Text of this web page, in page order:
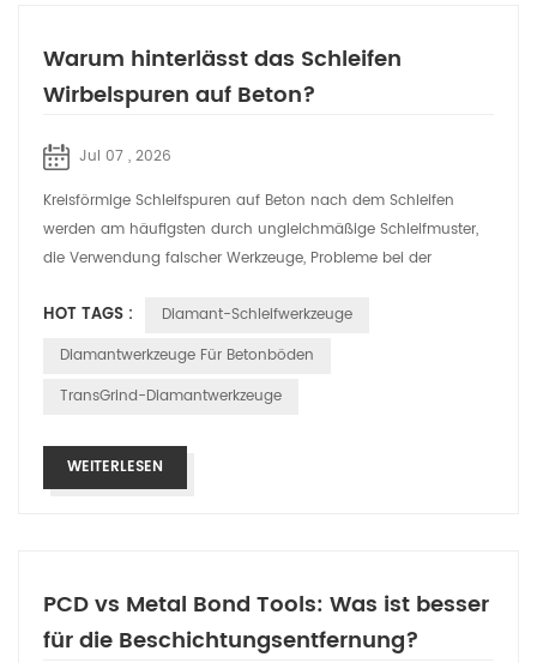
Warum hinterlässt das Schleifen
Wirbelspuren auf Beton?
Jul 07 , 2026
Kreisförmige Schleifspuren auf Beton nach dem Schleifen
werden am häufigsten durch ungleichmäßige Schleifmuster,
die Verwendung falscher Werkzeuge, Probleme bei der
HOT TAGS :
Diamant-Schleifwerkzeuge
Diamantwerkzeuge Für Betonböden
TransGrind-Diamantwerkzeuge
WEITERLESEN
PCD vs Metal Bond Tools: Was ist besser
für die Beschichtungsentfernung?